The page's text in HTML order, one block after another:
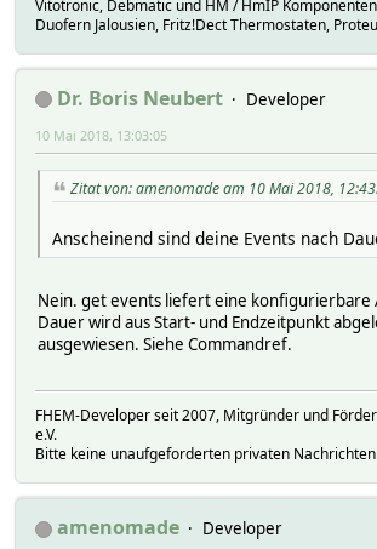
Vitotronic, Debmatic und HM / HmIP
Duofern Jalousien, Fritz!Dect Thermostaten,
Dr. Boris Neubert
Developer
10 Mai 2018, 13:03:05
Zitat von: amenomade am 10 Mai 2018,
Anscheinend sind deine Events nach
Nein. get events liefert eine konfigurierbare
Dauer wird aus Start- und Endzeitpunkt
ausgewiesen. Siehe Commandref.
FHEM-Developer seit 2007, Mitgründer und
e.V.
Bitte keine unaufgeforderten privaten
amenomade
Developer